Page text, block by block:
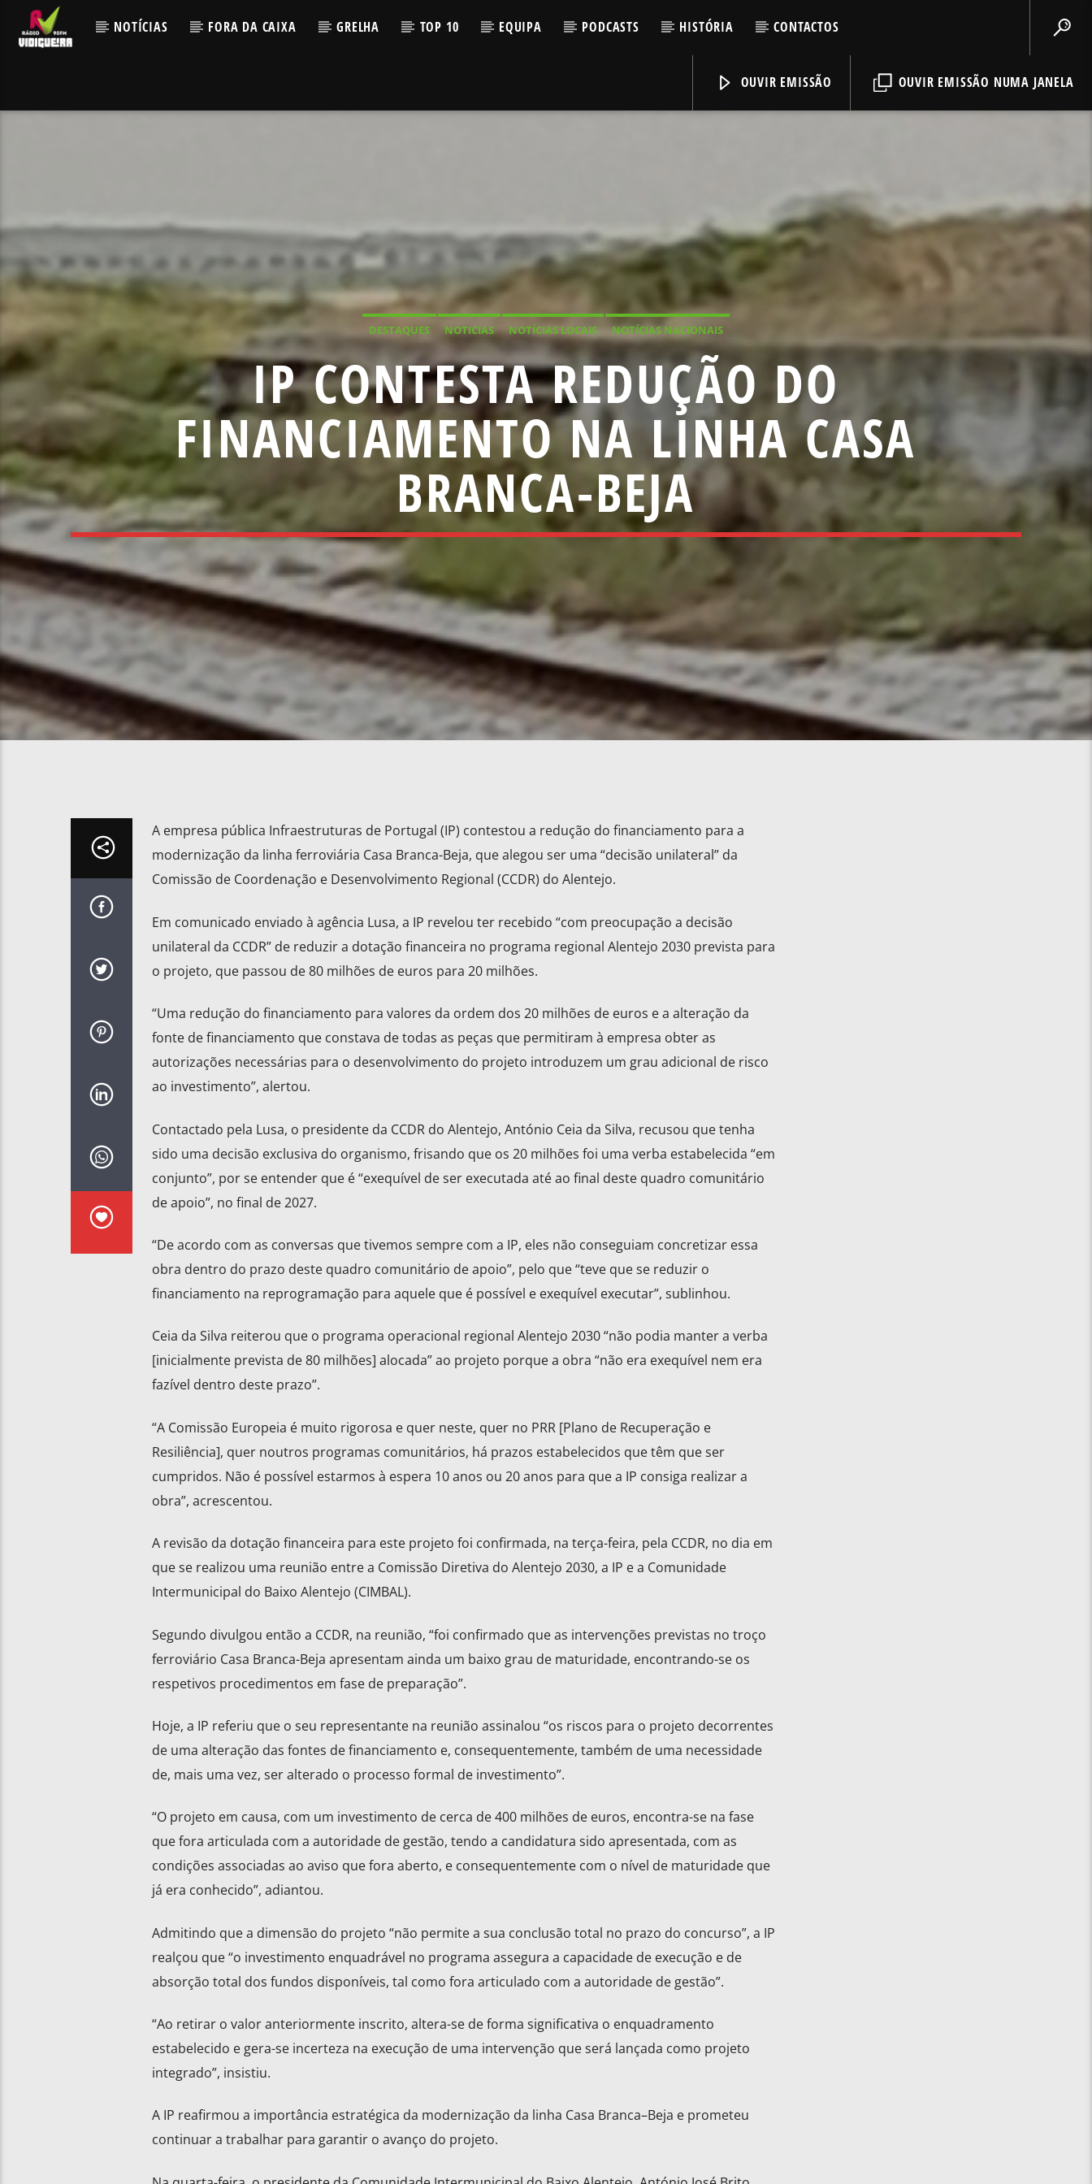
NOTÍCIAS FORA DA CAIXA GRELHA TOP 10 EQUIPA PODCASTS HISTÓRIA CONTACTOS
OUVIR EMISSÃO NUMA JANELA
OUVIR EMISSÃO
DESTAQUES NOTICIAS NOTÍCIAS LOCAIS NOTÍCIAS NACIONAIS
IP CONTESTA REDUÇÃO DO
FINANCIAMENTO NA LINHA CASA
BRANCA-BEJA
A empresa pública Infraestruturas de Portugal (IP) contestou a redução do financiamento para a
modernização da linha ferroviária Casa Branca-Beja, que alegou ser uma “decisão unilateral” da
Comissão de Coordenação e Desenvolvimento Regional (CCDR) do Alentejo.
Em comunicado enviado à agência Lusa, a IP revelou ter recebido “com preocupação a decisão
unilateral da CCDR” de reduzir a dotação financeira no programa regional Alentejo 2030 prevista para
o projeto, que passou de 80 milhões de euros para 20 milhões.
“Uma redução do financiamento para valores da ordem dos 20 milhões de euros e a alteração da
fonte de financiamento que constava de todas as peças que permitiram à empresa obter as
autorizações necessárias para o desenvolvimento do projeto introduzem um grau adicional de risco
ao investimento”, alertou.
Contactado pela Lusa, o presidente da CCDR do Alentejo, António Ceia da Silva, recusou que tenha
sido uma decisão exclusiva do organismo, frisando que os 20 milhões foi uma verba estabelecida “em
conjunto”, por se entender que é “exequível de ser executada até ao final deste quadro comunitário
de apoio”, no final de 2027.
“De acordo com as conversas que tivemos sempre com a IP, eles não conseguiam concretizar essa
obra dentro do prazo deste quadro comunitário de apoio”, pelo que “teve que se reduzir o
financiamento na reprogramação para aquele que é possível e exequível executar”, sublinhou.
Ceia da Silva reiterou que o programa operacional regional Alentejo 2030 “não podia manter a verba
[inicialmente prevista de 80 milhões] alocada” ao projeto porque a obra “não era exequível nem era
fazível dentro deste prazo”.
“A Comissão Europeia é muito rigorosa e quer neste, quer no PRR [Plano de Recuperação e
Resiliência], quer noutros programas comunitários, há prazos estabelecidos que têm que ser
cumpridos. Não é possível estarmos à espera 10 anos ou 20 anos para que a IP consiga realizar a
obra”, acrescentou.
A revisão da dotação financeira para este projeto foi confirmada, na terça-feira, pela CCDR, no dia em
que se realizou uma reunião entre a Comissão Diretiva do Alentejo 2030, a IP e a Comunidade
Intermunicipal do Baixo Alentejo (CIMBAL).
Segundo divulgou então a CCDR, na reunião, “foi confirmado que as intervenções previstas no troço
ferroviário Casa Branca-Beja apresentam ainda um baixo grau de maturidade, encontrando-se os
respetivos procedimentos em fase de preparação”.
Hoje, a IP referiu que o seu representante na reunião assinalou “os riscos para o projeto decorrentes
de uma alteração das fontes de financiamento e, consequentemente, também de uma necessidade
de, mais uma vez, ser alterado o processo formal de investimento”.
“O projeto em causa, com um investimento de cerca de 400 milhões de euros, encontra-se na fase
que fora articulada com a autoridade de gestão, tendo a candidatura sido apresentada, com as
condições associadas ao aviso que fora aberto, e consequentemente com o nível de maturidade que
já era conhecido”, adiantou.
Admitindo que a dimensão do projeto “não permite a sua conclusão total no prazo do concurso”, a IP
realçou que “o investimento enquadrável no programa assegura a capacidade de execução e de
absorção total dos fundos disponíveis, tal como fora articulado com a autoridade de gestão”.
“Ao retirar o valor anteriormente inscrito, altera-se de forma significativa o enquadramento
estabelecido e gera-se incerteza na execução de uma intervenção que será lançada como projeto
integrado”, insistiu.
A IP reafirmou a importância estratégica da modernização da linha Casa Branca–Beja e prometeu
continuar a trabalhar para garantir o avanço do projeto.